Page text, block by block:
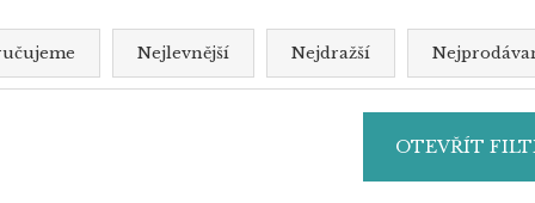
Nejlevnější Nejdražší
OTEVŘÍT
Doporučujeme